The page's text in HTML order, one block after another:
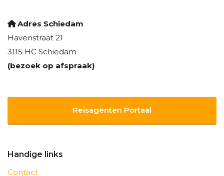
Adres Schiedam
Havenstraat 21
3115 HC Schiedam
(bezoek op afspraak)
Reisagenten Portaal
Handige links
Contact